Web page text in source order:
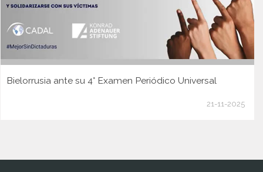
Bielorrusia ante su 4° Examen Periódico Universal
21-11-2025